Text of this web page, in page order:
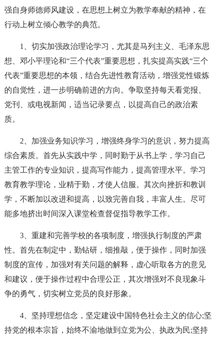
强自身师德师风建设，在思想上树立为教学奉献的精神，在
行动上树立倾心教学的典范。
1、切实加强政治理论学习，尤其是马列主义、毛泽东思
想、邓小平理论和“三个代表”重要思想，扎实提高实践“三个
代表”重要思想的本领，结合先进性教育活动，增强党性锻炼
的自觉性，进一步明确前进的方向。争取坚持每天看党报、
党刊、或电视新闻，适当记录要点，以提高自己的政治素
质。
2、加强业务知识学习，增强终身学习的意识，努力提高
综合素质。首先从实践中学，同时勤于从书上学，学习自己
主管工作的专业知识，提高写作能力，提高管理水平。学习
教育教学理论，业精于勤，才使人信服。其次向挫折和教训
学，不断加以改进和提高，以致完善自我，丰富人生。尽可
能多地挤出时间深入课堂检查督促指导教学工作。
3、重建和完善学校的各项制度，增强执行制度的严肃
性。首先在制定中，勤钻研，细推敲，便于操作，同时加强
制度的宣传，加强对有关问题的解释，虚心听取各方的意见
和建议，便于操作过程中合理公正，其次增强对不良现象斗
争的勇气，切实树立党员的良好形象。
4、坚持理想信念，坚定建设中国特色社会主义的信心;坚
持党的根本宗旨，始终不渝地做到立党为公、执政为民;坚持